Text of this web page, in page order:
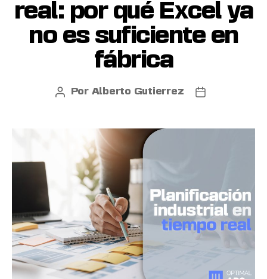
real: por qué Excel ya
no es suficiente en
fábrica
Por Alberto Gutierrez